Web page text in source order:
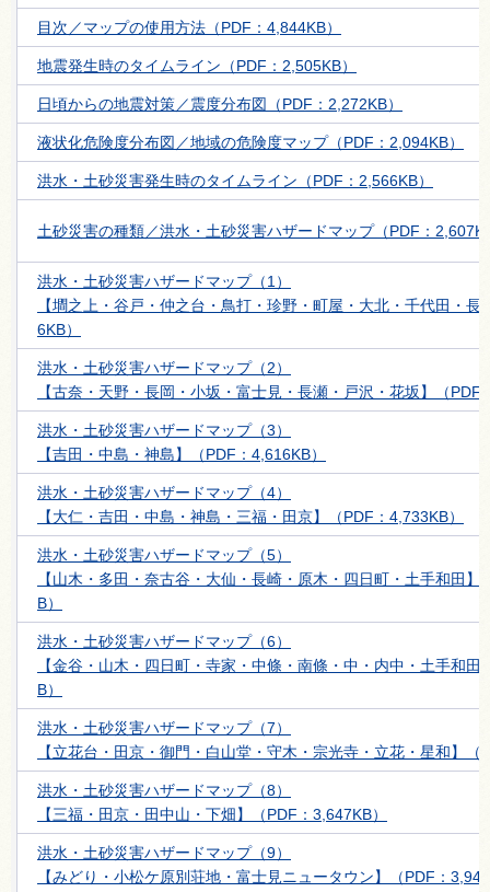
目次／マップの使用方法（PDF：4,844KB）
地震発生時のタイムライン（PDF：2,505KB）
日頃からの地震対策／震度分布図（PDF：2,272KB）
液状化危険度分布図／地域の危険度マップ（PDF：2,094KB）
洪水・土砂災害発生時のタイムライン（PDF：2,566KB）
土砂災害の種類／洪水・土砂災害ハザードマップ（PDF：
洪水・土砂災害ハザードマップ（1）
【墹之上・谷戸・仲之台・鳥打・珍野・町屋・大北・千代田・長
6KB）
洪水・土砂災害ハザードマップ（2）
【古奈・天野・長岡・小坂・富士見・長瀬・戸沢・花坂】（PDF
洪水・土砂災害ハザードマップ（3）
【吉田・中島・神島】（PDF：4,616KB）
洪水・土砂災害ハザードマップ（4）
【大仁・吉田・中島・神島・三福・田京】（PDF：4,733KB）
洪水・土砂災害ハザードマップ（5）
【山木・多田・奈古谷・大仙・長崎・原木・四日町・土手和田】
B）
洪水・土砂災害ハザードマップ（6）
【金谷・山木・四日町・寺家・中條・南條・中・内中・土手和田
B）
洪水・土砂災害ハザードマップ（7）
【立花台・田京・御門・白山堂・守木・宗光寺・立花・星和】（
洪水・土砂災害ハザードマップ（8）
【三福・田京・田中山・下畑】（PDF：3,647KB）
洪水・土砂災害ハザードマップ（9）
【みどり・小松ケ原別荘地・富士見ニュータウン】（PDF：